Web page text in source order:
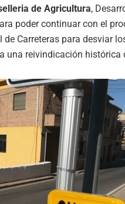
de Agricultura,
poder continuar con el
Carreteras para desviar
una reivindicación histórica